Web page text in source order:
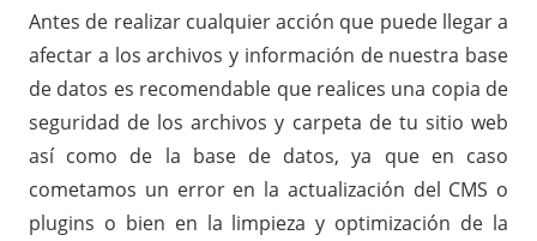
Antes de realizar cualquier acción que puede llegar a
afectar a los archivos y información de nuestra base
de datos es recomendable que realices una copia de
seguridad de los archivos y carpeta de tu sitio web
así como de la base de datos, ya que en caso
cometamos un error en la actualización del CMS o
plugins o bien en la limpieza y optimización de la